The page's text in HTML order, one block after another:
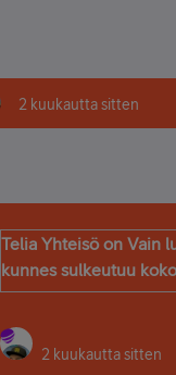
2 kuukautta sitten
Telia Yhteisö on Vain
kunnes sulkeutuu
2 kuukautta sitten